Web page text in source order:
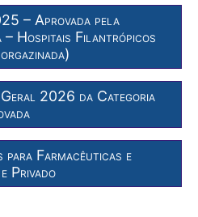
– Aprovada pela
– Hospitais Filantrópicos
Geral 2026 da Categoria
para Farmacêuticas e
Privado